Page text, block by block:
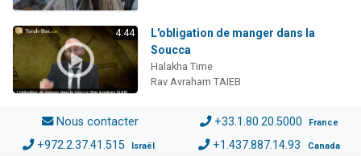
4:44
L'obligation de manger dans la
Soucca
Halakha Time
Rav Avraham TAIEB
Nous contacter +33.1.80.20.5000 France
+972.2.37.41.515 Israël +1.437.887.14.93 Canada